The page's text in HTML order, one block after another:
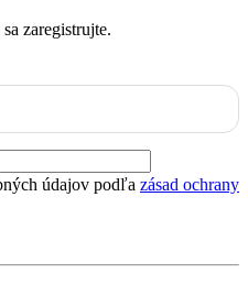
zaregistrujte.
údajov podľa zásad ochrany